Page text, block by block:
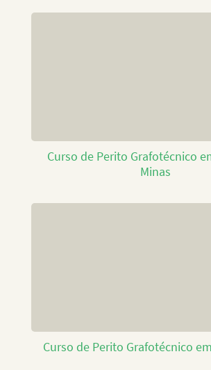
Curso de Perito Grafotécnico
Minas
Curso de Perito Grafotécnico